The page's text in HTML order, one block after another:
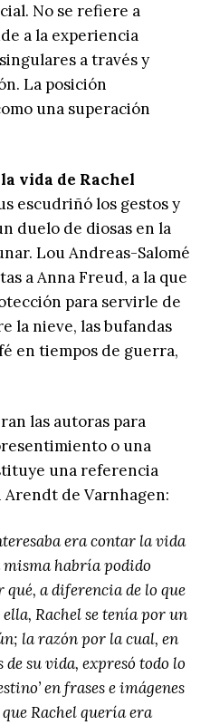
No se refiere a
a la experiencia
a través y
La posición
una superación
vida de Rachel
escudriñó los gestos y
duelo de diosas en la
Lou Andreas-Salomé
a Anna Freud, a la que
para servirle de
la nieve, las bufandas
en tiempos de guerra,
las autoras para
o una
una referencia
Arendt de Varnhagen:
era contar la vida
misma habría podido
a diferencia de lo que
ella, Rachel se tenía por un
la razón por la cual, en
de su vida, expresó todo lo
en frases e imágenes
Rachel quería era